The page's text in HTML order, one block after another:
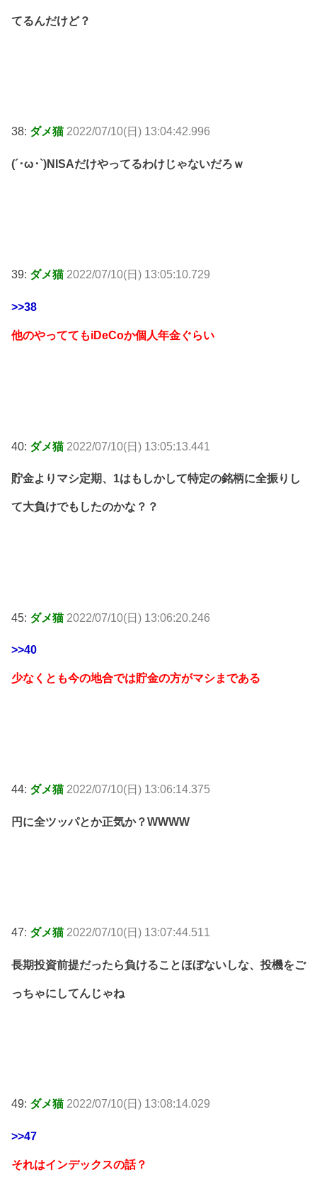
てるんだけど？
38: ダメ猫 2022/07/10(日) 13:04:42.996
(´･ω･`)NISAだけやってるわけじゃないだろｗ
39: ダメ猫 2022/07/10(日) 13:05:10.729
>>38
他のやっててもiDeCoか個人年金ぐらい
40: ダメ猫 2022/07/10(日) 13:05:13.441
貯金よりマシ定期、1はもしかして特定の銘柄に全振りし
て大負けでもしたのかな？？
45: ダメ猫 2022/07/10(日) 13:06:20.246
>>40
少なくとも今の地合では貯金の方がマシまである
44: ダメ猫 2022/07/10(日) 13:06:14.375
円に全ツッパとか正気か？WWWW
47: ダメ猫 2022/07/10(日) 13:07:44.511
長期投資前提だったら負けることほぼないしな、投機をご
っちゃにしてんじゃね
49: ダメ猫 2022/07/10(日) 13:08:14.029
>>47
それはインデックスの話？